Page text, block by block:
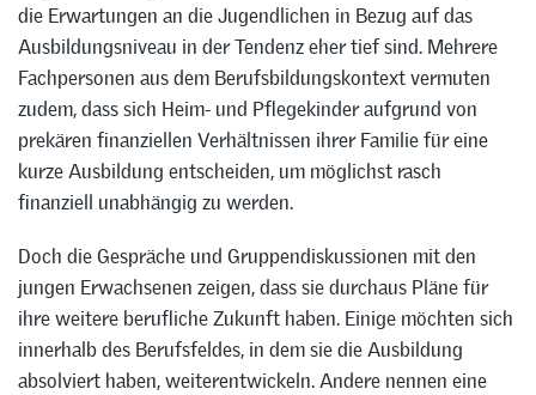
die Erwartungen an die Jugendlichen in Bezug auf das
Ausbildungsniveau in der Tendenz eher tief sind. Mehrere
Fachpersonen aus dem Berufsbildungskontext vermuten
zudem, dass sich Heim- und Pflegekinder aufgrund von
prekären finanziellen Verhältnissen ihrer Familie für eine
kurze Ausbildung entscheiden, um möglichst rasch
finanziell unabhängig zu werden.
Doch die Gespräche und Gruppendiskussionen mit den
jungen Erwachsenen zeigen, dass sie durchaus Pläne für
ihre weitere berufliche Zukunft haben. Einige möchten sich
innerhalb des Berufsfeldes, in dem sie die Ausbildung
absolviert haben, weiterentwickeln. Andere nennen eine